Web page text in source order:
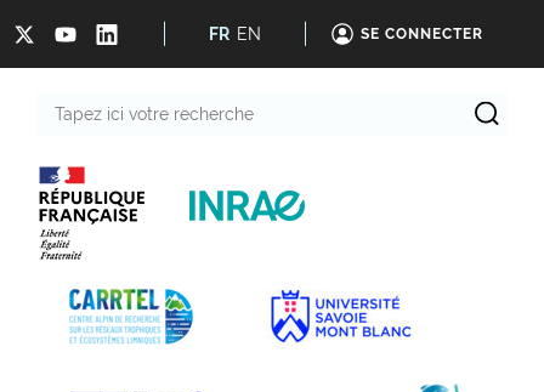
FR EN SE CONNECTER
recherche